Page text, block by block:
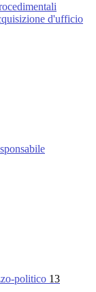
d'ufficio
politico 13